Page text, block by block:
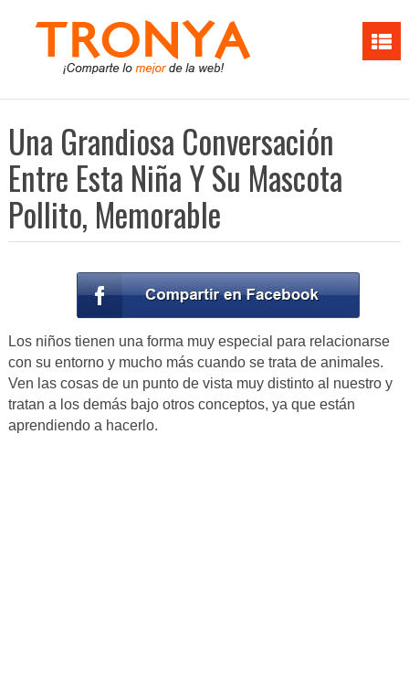
Una Grandiosa Conversación
Entre Esta Niña Y Su Mascota
Pollito, Memorable
Los niños tienen una forma muy especial para relacionarse
con su entorno y mucho más cuando se trata de animales.
Ven las cosas de un punto de vista muy distinto al nuestro y
tratan a los demás bajo otros conceptos, ya que están
aprendiendo a hacerlo.